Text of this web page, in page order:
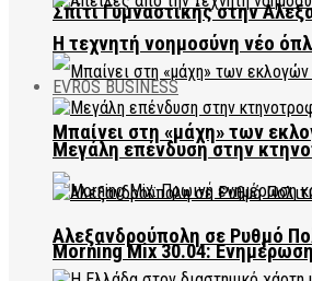
Σπίτι Γυμναστικής στην
Μπαίνει στη «μάχη» των
Morning Mix 30.04:
Η τεχνητή νοημοσύνη νέο
EVROS BUSINESS
Μεγάλη επένδυση στην
Αλεξανδρούπολη σε Ρυθμό